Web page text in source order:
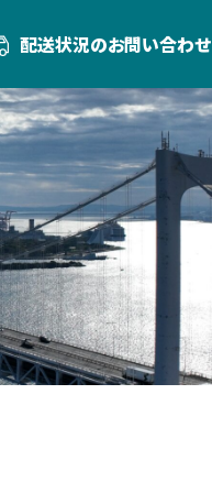
配送状況のお問い合わせ